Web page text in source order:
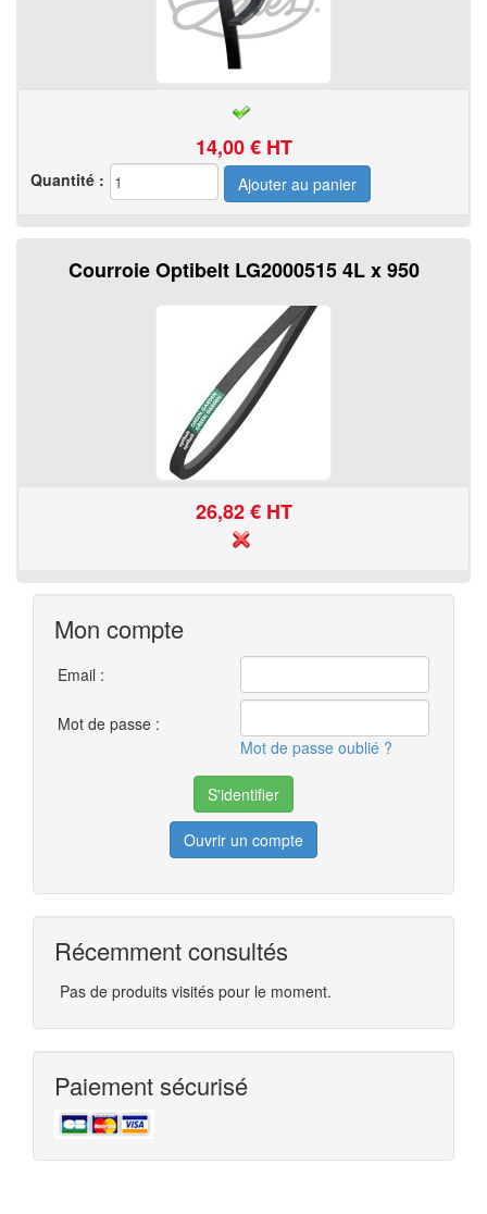
14,00€ HT
Quantité :
Courroie Optibelt LG2000515 4L x 950
26,82€ HT
Mon compte
Email :
Mot de passe :
Mot de passe oublié ?
Ouvrir un compte
Récemment consultés
Pas de produits visités pour le moment.
Paiement sécurisé